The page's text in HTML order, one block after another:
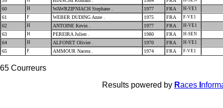
60 H WAWRZIPNIACH Stephane . 1977 FRA H-VE1
61 F WEBER DUDING Anne . 1975 FRA F-VE1
62 H ANTOINE Kevin . 1977 FRA H-VE1
63 H PEREIRA Julien . 1980 FRA H-SEN
64 H ALFONET Olivier . 1970 FRA H-VE1
65 F AMMOUR Nacera . 1974 FRA F-VE1
65 Courreurs
Results powered by Races